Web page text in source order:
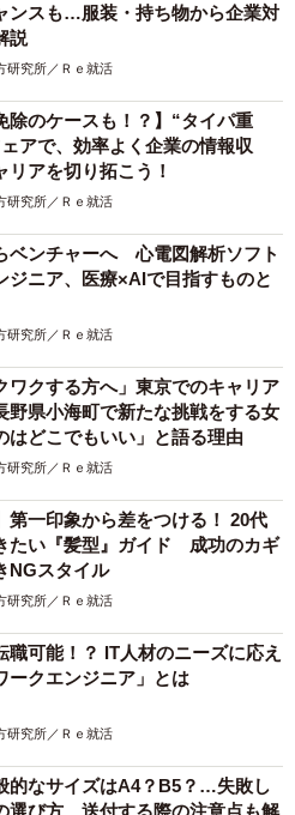
ンスも…服装・持ち物から企業対
説
研究所／Ｒｅ就活
除のケースも！？】“タイパ重
アで、効率よく企業の情報収
アを切り拓こう！
研究所／Ｒｅ就活
ベンチャーへ 心電図解析ソフト
ジニア、医療×AIで目指すものと
研究所／Ｒｅ就活
ワクする方へ」東京でのキャリア
野県小海町で新たな挑戦をする女
はどこでもいい」と語る理由
研究所／Ｒｅ就活
第一印象から差をつける！ 20代
たい『髪型』ガイド 成功のカギ
NGスタイル
研究所／Ｒｅ就活
職可能！？ IT人材のニーズに応え
ークエンジニア」とは
研究所／Ｒｅ就活
的なサイズはA4？B5？…失敗し
選び方 送付する際の注意点も解